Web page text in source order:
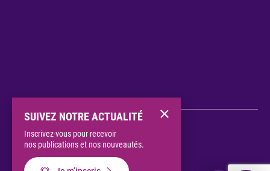
Données personnelles
Mentions légales
Politique cookies
SUIVEZ NOTRE ACTUALITÉ
Inscrivez-vous pour recevoir
nos publications et nos nouveautés.